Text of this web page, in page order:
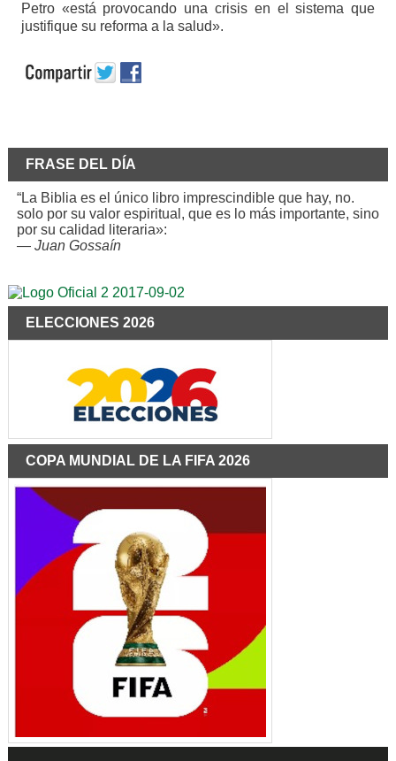
Petro «está provocando una crisis en el sistema que
justifique su reforma a la salud».
FRASE DEL DÍA
“La Biblia es el único libro imprescindible que hay, no.
solo por su valor espiritual, que es lo más importante, sino
por su calidad literaria»:
— Juan Gossaín
ELECCIONES 2026
COPA MUNDIAL DE LA FIFA 2026